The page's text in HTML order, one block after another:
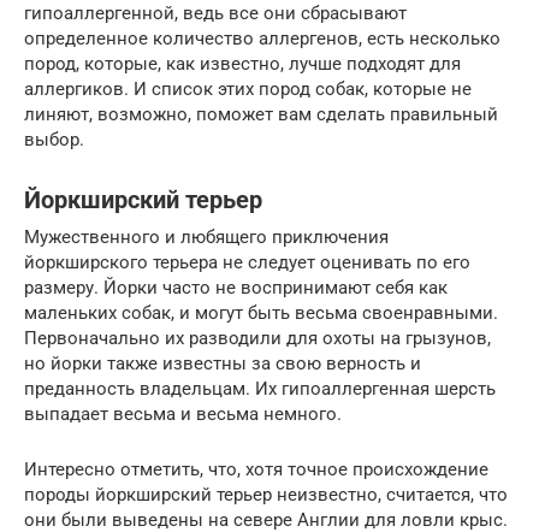
гипоаллергенной, ведь все они сбрасывают
определенное количество аллергенов, есть несколько
пород, которые, как известно, лучше подходят для
аллергиков. И список этих пород собак, которые не
линяют, возможно, поможет вам сделать правильный
выбор.
Йоркширский терьер
Мужественного и любящего приключения
йоркширского терьера не следует оценивать по его
размеру. Йорки часто не воспринимают себя как
маленьких собак, и могут быть весьма своенравными.
Первоначально их разводили для охоты на грызунов,
но йорки также известны за свою верность и
преданность владельцам. Их гипоаллергенная шерсть
выпадает весьма и весьма немного.
Интересно отметить, что, хотя точное происхождение
породы йоркширский терьер неизвестно, считается, что
они были выведены на севере Англии для ловли крыс.